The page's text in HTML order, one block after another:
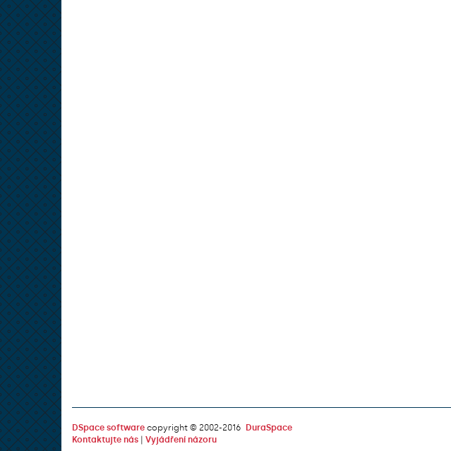
DSpace software copyright © 2002-2016
DuraSpace
Kontaktujte nás
Vyjádření názoru